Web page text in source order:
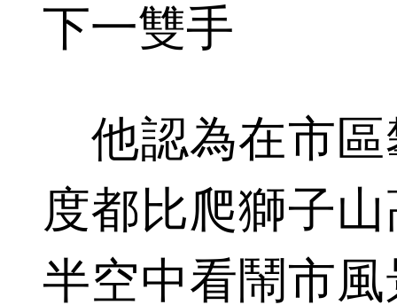
下一雙手
他認為在市區
度都比爬獅子
半空中看鬧市